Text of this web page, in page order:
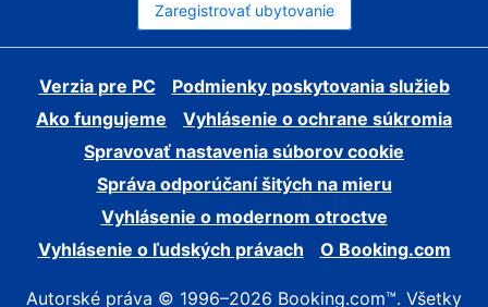
Zaregistrovať ubytovanie
Verzia pre PC
Podmienky poskytovania služieb
Ako fungujeme
Vyhlásenie o ochrane súkromia
Spravovať nastavenia súborov cookie
Správa odporúčaní šitých na mieru
Vyhlásenie o modernom otroctve
Vyhlásenie o ľudských právach
O Booking.com
Autorské práva © 1996–2026 Booking.com™. Všetky